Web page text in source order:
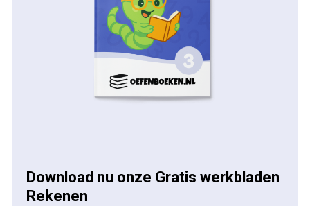
Download nu onze Gratis werkbladen
Rekenen